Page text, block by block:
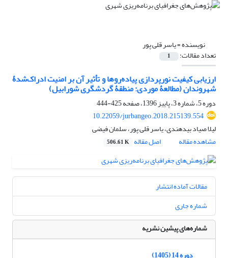
نویسنده =یاسر قلی پور
تعداد مقالات: 1
ارزیابی کیفیت نورپردازی پیاده‌روها و تأثیر آن بر امنیت ادراک‌شدۀ
شهروندان (مطالعۀ موردی: منطقۀ گردشگری شورابیل)
دوره 5، شماره 3، پاییز 1396، صفحه
425-444
10.22059/jurbangeo.2018.215139.554
لیلا صیاد بیدهندی، یاسر قلی پور، سلمان فیضی
مشاهده مقاله
اصل مقاله 506.61 K
مقالات آماده انتشار
شماره جاری
شماره‌های پیشین نشریه
دوره 14 (1405)